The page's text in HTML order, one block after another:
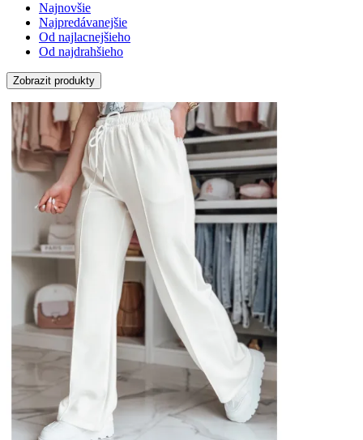
Najnovšie
Najpredávanejšie
Od najlacnejšieho
Od najdrahšieho
Zobrazit produkty